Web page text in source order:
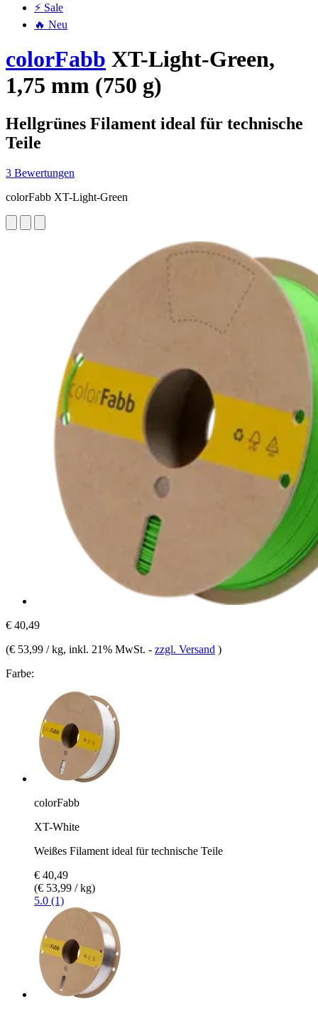
⚡ Sale
🔥 Neu
colorFabb XT-Light-Green,
1,75 mm (750 g)
Hellgrünes Filament ideal für technische
Teile
3 Bewertungen
colorFabb XT-Light-Green
€ 40,49
(€ 53,99 / kg, inkl. 21% MwSt. - zzgl. Versand )
Farbe:
colorFabb
XT-White
Weißes Filament ideal für technische Teile
€ 40,49
(€ 53,99 / kg)
5.0 (1)